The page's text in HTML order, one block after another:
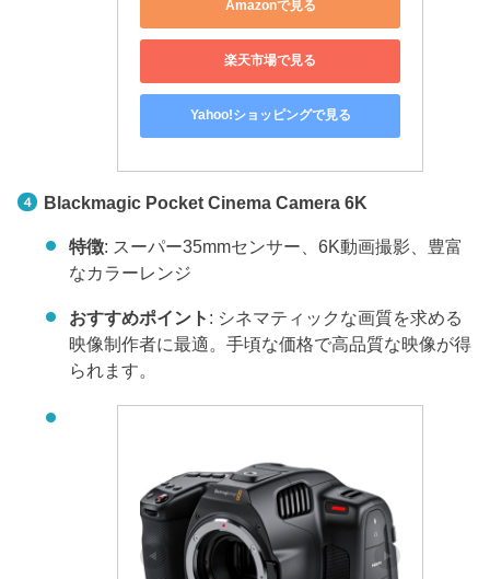
Amazonで見る
楽天市場で見る
Yahoo!ショッピングで見る
Blackmagic Pocket Cinema Camera 6K
特徴: スーパー35mmセンサー、6K動画撮影、豊富
なカラーレンジ
おすすめポイント : シネマティックな画質を求める
映像制作者に最適。手頃な価格で高品質な映像が得
られます。